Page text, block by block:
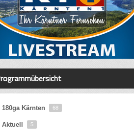
180ga Kärnten 68
Aktuell 5